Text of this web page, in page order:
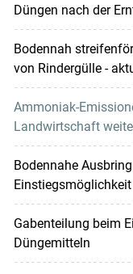
Düngen nach der
Bodennah
von Rindergülle -
Ammoniak-
Landwirtschaft
Bodennahe
Gabenteilung beim
Düngemitteln